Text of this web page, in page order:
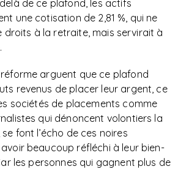
de ce plafond, les actifs
une cotisation de 2,81 %, qui ne
droits à la retraite, mais servirait à
arguent que ce plafond
revenus de placer leur argent, ce
sociétés de placements comme
qui dénoncent volontiers la
font l’écho de ces noires
beaucoup réfléchi à leur bien-
les personnes qui gagnent plus de